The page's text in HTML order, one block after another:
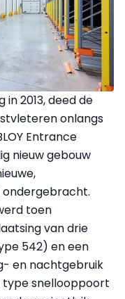
2013, deed de
onlangs
Entrance
nieuw gebouw
toen
van drie
542) en een
en nachtgebruik
snellooppoort